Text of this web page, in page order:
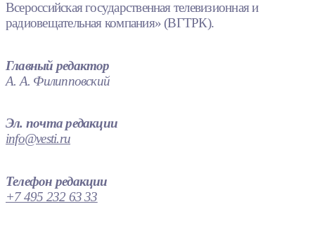
Всероссийская государственная телевизионная и
радиовещательная компания» (ВГТРК).
Главный редактор
А. А. Филипповский
Эл. почта редакции
info@vesti.ru
Телефон редакции
+7 495 232 63 33